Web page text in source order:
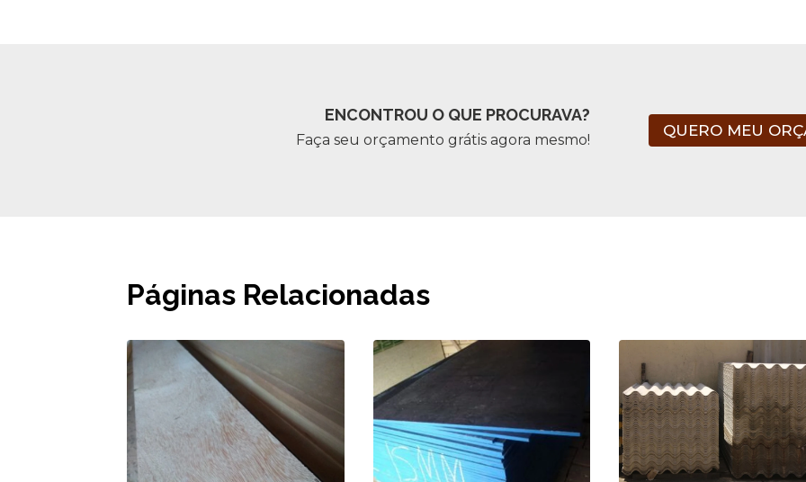
ENCONTROU O QUE PROCURAVA?
Faça seu orçamento grátis agora mesmo!
QUERO MEU
Páginas Relacionadas